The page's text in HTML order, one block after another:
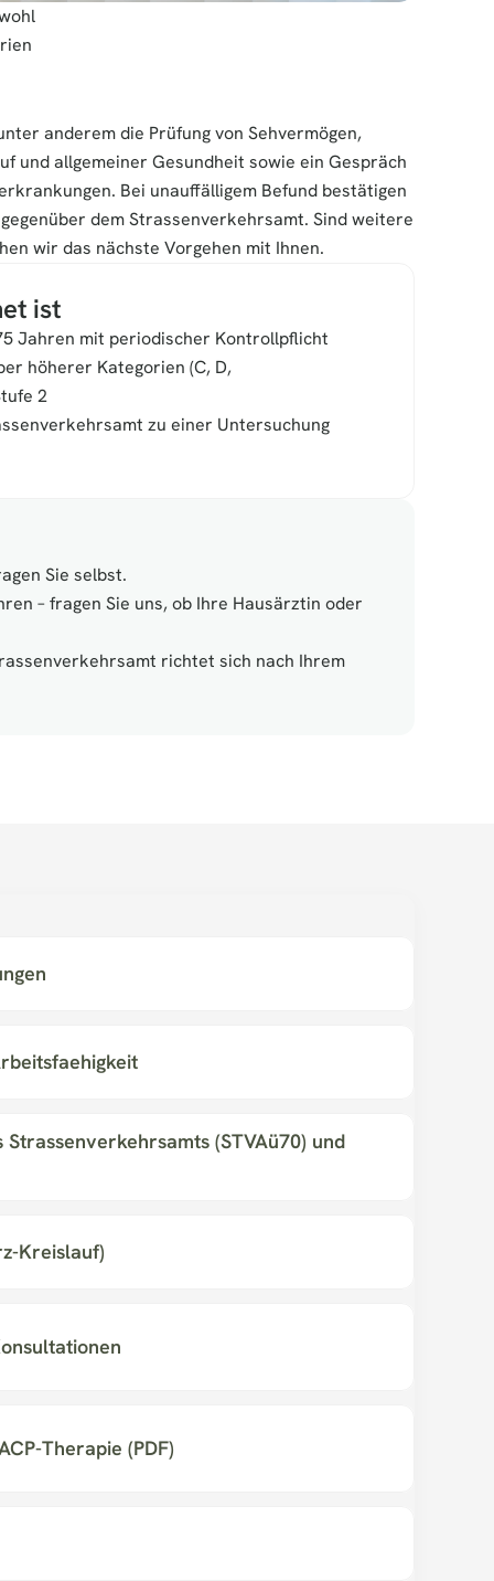
anderem die Prüfung von Sehvermögen,
und allgemeiner Gesundheit sowie ein Gespräch
Bei unauffälligem Befund bestätigen
dem Strassenverkehrsamt. Sind weitere
wir das nächste Vorgehen mit Ihnen.
ist
Jahren mit periodischer Kontrollpflicht
höherer Kategorien (C, D,
2
zu einer Untersuchung
Sie selbst.
– fragen Sie uns, ob Ihre Hausärztin oder
richtet sich nach Ihrem
(STVAü70) und
Kreislauf)
Therapie (PDF)